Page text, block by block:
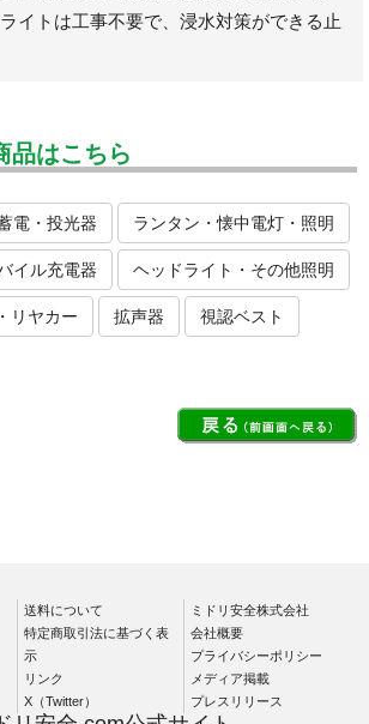
イトは工事不要で、浸水対策ができる止
品はこちら
電・投光器 ランタン・懐中電灯・照明
イル充電器 ヘッドライト・その他照明
リヤカー 拡声器 視認ベスト
送料について
特定商取引法に基づく表
示
リンク
X（Twitter）
ミドリ安全株式会社
会社概要
プライバシーポリシー
メディア掲載
プレスリリース